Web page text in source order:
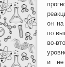
он на
по
во-
и не